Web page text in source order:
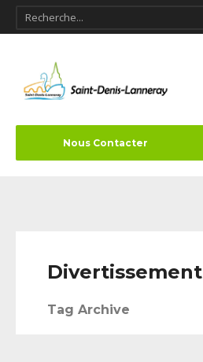
Nous Contacter
Divertissement
Tag Archive